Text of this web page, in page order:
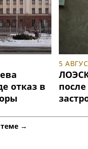
отказ в
5
→